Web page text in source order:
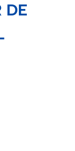
DE